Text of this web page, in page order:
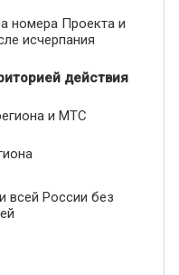
номера Проекта и
исчерпания
действия
и МТС
всей России без